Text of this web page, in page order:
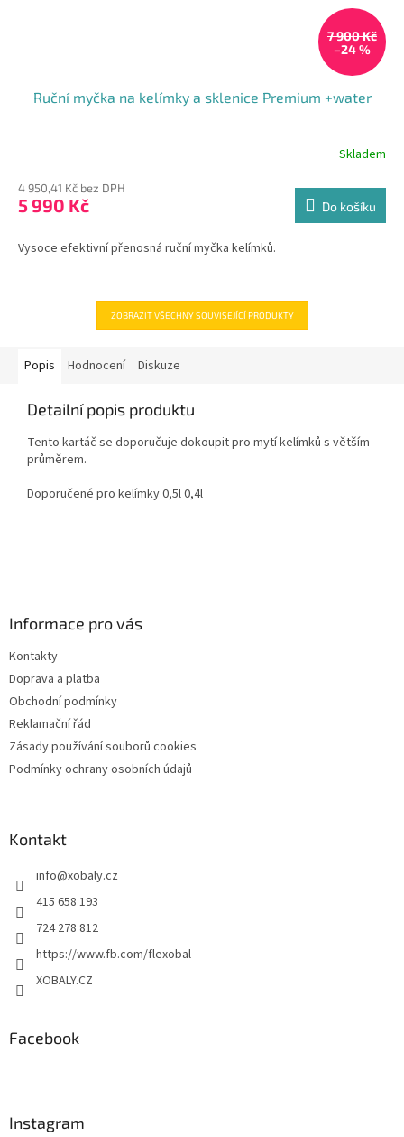
7 900 Kč
–24 %
Ruční myčka na kelímky a sklenice Premium +water
Skladem
4 950,41 Kč bez DPH
5 990 Kč Do košíku
Vysoce efektivní přenosná ruční myčka kelímků.
ZOBRAZIT VŠECHNY SOUVISEJÍCÍ PRODUKTY
Popis Hodnocení Diskuze
Detailní popis produktu
Tento kartáč se doporučuje dokoupit pro mytí kelímků s větším
průměrem.
Doporučené pro kelímky 0,5l 0,4l
Informace pro vás
Kontakty
Doprava a platba
Obchodní podmínky
Reklamační řád
Zásady používání souborů cookies
Podmínky ochrany osobních údajů
Kontakt
info@xobaly.cz
415 658 193
724 278 812
https://www.fb.com/flexobal
XOBALY.CZ
Facebook
Instagram